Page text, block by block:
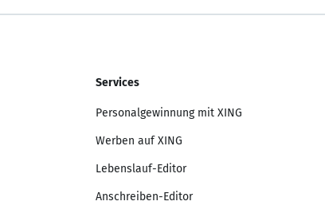
Services
Personalgewinnung mit XING
Werben auf XING
Lebenslauf-Editor
Anschreiben-Editor